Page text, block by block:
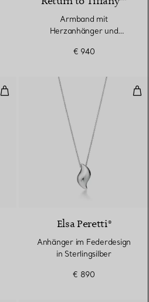
Armband​ mit
Herzanhänger und
€ 940
Bone Ring in Sterlingsilber
Elsa Peretti®
Anhänger im Federdesign
in Sterlingsilber
€ 890